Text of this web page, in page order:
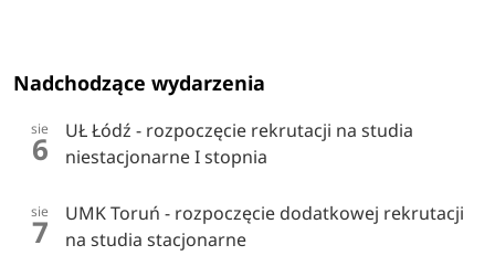
Nadchodzące wydarzenia
sie
6
UŁ Łódź - rozpoczęcie rekrutacji na studia
niestacjonarne I stopnia
sie
7
UMK Toruń - rozpoczęcie dodatkowej rekrutacji
na studia stacjonarne